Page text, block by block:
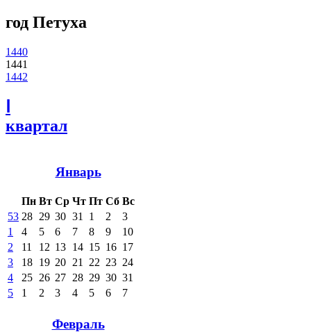
год Петуха
1440
1441
1442
квартал
Январь
Пн Вт Ср Чт Пт Сб Вс
53 28 29 30 31 1 2
3
1
4 5 6 7 8 9
10
2
11 12 13 14 15 16 17
3
18 19 20 21 22 23 24
4
25 26 27 28 29 30 31
5
1 2 3 4 5 6 7
Февраль